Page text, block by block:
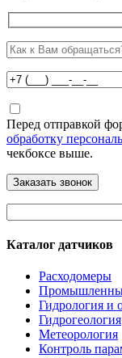
Перед отправкой
обработку
чекбоксе выше.
Каталог датчиков
Расходомеры
Гидрология и
Гидрогеология
Метеорология
Контроль